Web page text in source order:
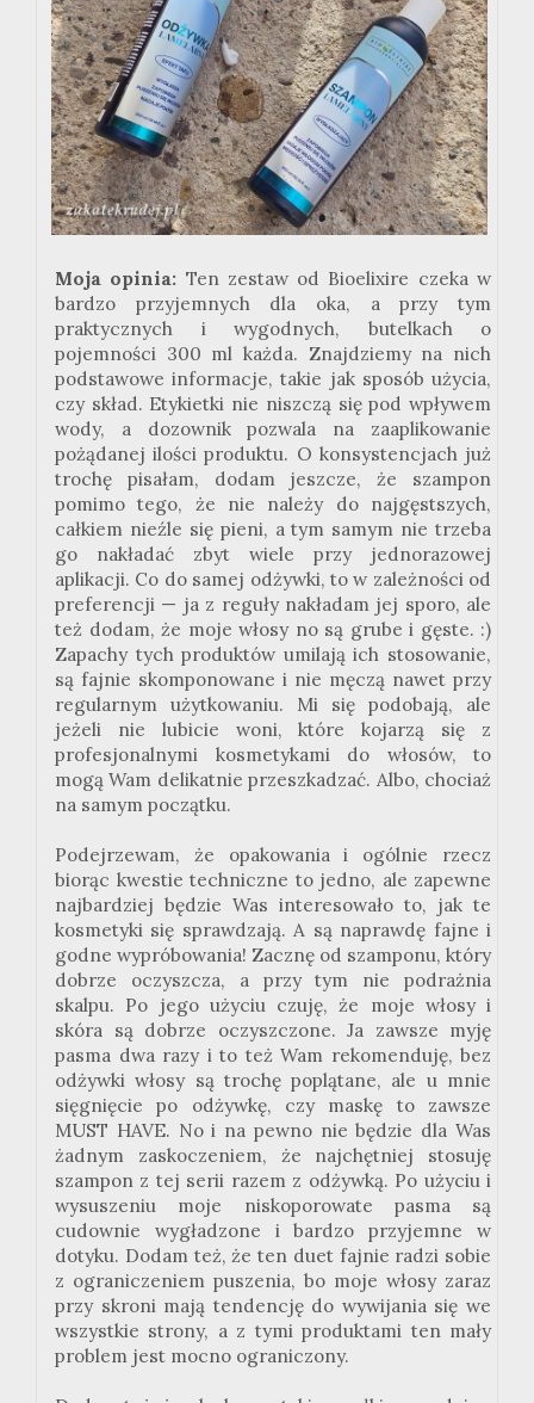
Moja opinia: Ten zestaw od Bioelixire czeka w
bardzo przyjemnych dla oka, a przy tym
praktycznych i wygodnych, butelkach o
pojemności 300 ml każda. Znajdziemy na nich
podstawowe informacje, takie jak sposób użycia,
czy skład. Etykietki nie niszczą się pod wpływem
wody, a dozownik pozwala na zaaplikowanie
pożądanej ilości produktu. O konsystencjach już
trochę pisałam, dodam jeszcze, że szampon
pomimo tego, że nie należy do najgęstszych,
całkiem nieźle się pieni, a tym samym nie trzeba
go nakładać zbyt wiele przy jednorazowej
aplikacji. Co do samej odżywki, to w zależności od
preferencji — ja z reguły nakładam jej sporo, ale
też dodam, że moje włosy no są grube i gęste. :)
Zapachy tych produktów umilają ich stosowanie,
są fajnie skomponowane i nie męczą nawet przy
regularnym użytkowaniu. Mi się podobają, ale
jeżeli nie lubicie woni, które kojarzą się z
profesjonalnymi kosmetykami do włosów, to
mogą Wam delikatnie przeszkadzać. Albo, chociaż
na samym początku.
Podejrzewam, że opakowania i ogólnie rzecz
biorąc kwestie techniczne to jedno, ale zapewne
najbardziej będzie Was interesowało to, jak te
kosmetyki się sprawdzają. A są naprawdę fajne i
godne wypróbowania! Zacznę od szamponu, który
dobrze oczyszcza, a przy tym nie podrażnia
skalpu. Po jego użyciu czuję, że moje włosy i
skóra są dobrze oczyszczone. Ja zawsze myję
pasma dwa razy i to też Wam rekomenduję, bez
odżywki włosy są trochę poplątane, ale u mnie
sięgnięcie po odżywkę, czy maskę to zawsze
MUST HAVE. No i na pewno nie będzie dla Was
żadnym zaskoczeniem, że najchętniej stosuję
szampon z tej serii razem z odżywką. Po użyciu i
wysuszeniu moje niskoporowate pasma są
cudownie wygładzone i bardzo przyjemne w
dotyku. Dodam też, że ten duet fajnie radzi sobie
z ograniczeniem puszenia, bo moje włosy zaraz
przy skroni mają tendencję do wywijania się we
wszystkie strony, a z tymi produktami ten mały
problem jest mocno ograniczony.